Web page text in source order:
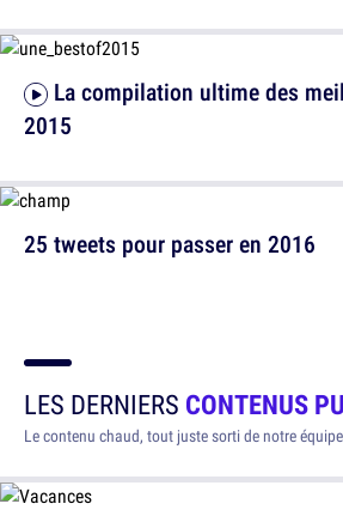
25 tweets pour passer en 2016
2015
LES DERNIERS CONTENUS
Le contenu chaud, tout juste sorti de notre équipe